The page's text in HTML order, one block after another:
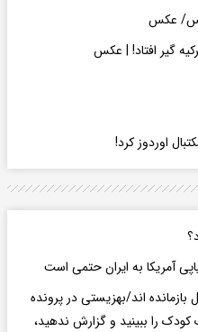
عکس
گیر افتاد! | عکس
آمریکا به ایران حتمی است
اند/بهزیستی در پرونده
را ببینید و گزارش ندهید،